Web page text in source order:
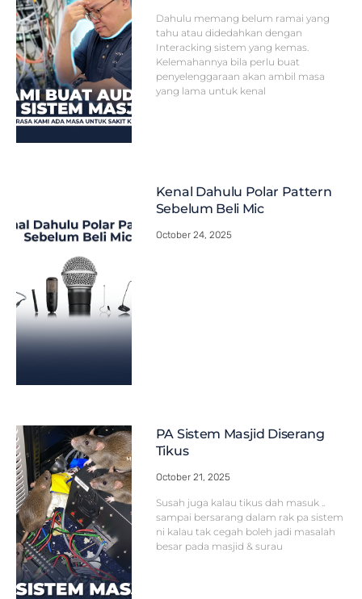
Dahulu memang belum ramai yang
tahu atau didedahkan dengan
Interacking sistem yang kemas.
Kelemahannya bila perlu buat
penyelenggaraan akan ambil masa
yang lama untuk kenal
Kenal Dahulu Polar Pattern
Sebelum Beli Mic
October 24, 2025
PA Sistem Masjid Diserang
Tikus
October 21, 2025
Susah juga kalau tikus dah masuk ..
sampai bersarang dalam rak pa sistem
ni kalau tak cegah boleh jadi masalah
besar pada masjid & surau